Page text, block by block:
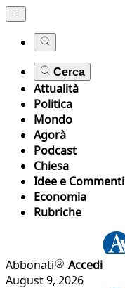
Cerca
Attualità
Politica
Mondo
Agorà
Podcast
Chiesa
Idee e Commenti
Economia
Rubriche
Abbonati
Accedi
August 9, 2026